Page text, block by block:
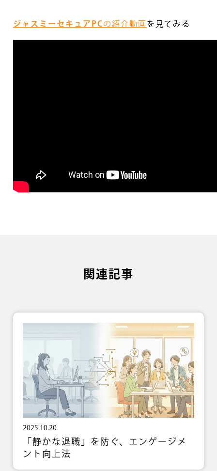
ジャスミーセキュアPC の紹介動画 を見てみる
関連記事
2025.10.20
「静かな退職」を防ぐ、エンゲージメ
ント向上法